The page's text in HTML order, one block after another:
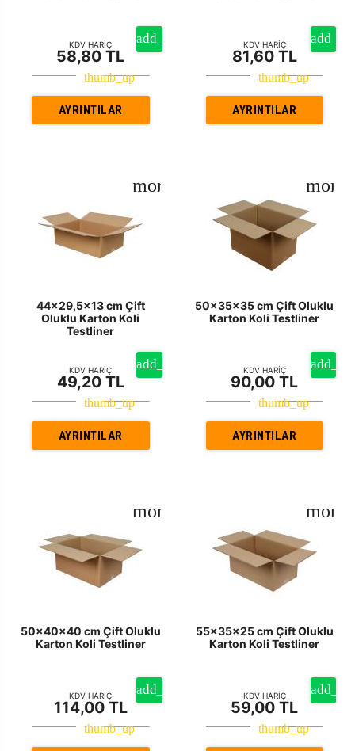
KDV HARİÇ
58,80 TL
AYRINTILAR
KDV HARİÇ
81,60 TL
AYRINTILAR
44x29,5x13 cm Çift
Oluklu Karton Koli
Testliner
KDV HARİÇ
49,20 TL
AYRINTILAR
50x35x35 cm Çift Oluklu
Karton Koli Testliner
KDV HARİÇ
90,00 TL
AYRINTILAR
50x40x40 cm Çift Oluklu
Karton Koli Testliner
KDV HARİÇ
114,00 TL
55x35x25 cm Çift Oluklu
Karton Koli Testliner
KDV HARİÇ
59,00 TL